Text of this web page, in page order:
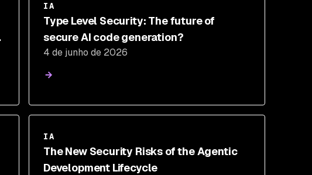
IA
Type Level Security: The future of
secure AI code generation?
4 de junho de 2026
IA
The New Security Risks of the Agentic
Development Lifecycle